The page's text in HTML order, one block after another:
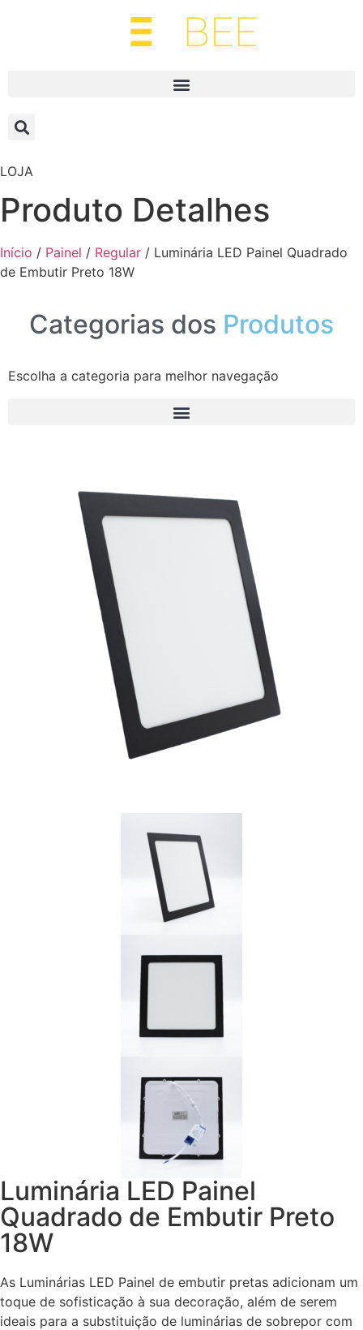
LOJA
Produto Detalhes
Início / Painel / Regular / Luminária LED Painel Quadrado
de Embutir Preto 18W
Categorias dos Produtos
Escolha a categoria para melhor navegação
Luminária LED Painel
Quadrado de Embutir Preto
18W
As Luminárias LED Painel de embutir pretas adicionam um
toque de sofisticação à sua decoração, além de serem
ideais para a substituição de luminárias de sobrepor com